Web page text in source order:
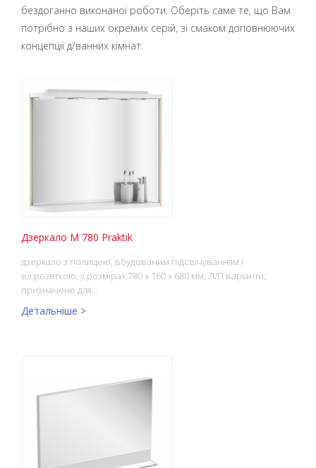
бездоганно виконаної роботи. Оберіть саме те, що Вам
потрібно з наших окремих серій, зі смаком доповнюючих
концепції д/ванних кімнат.
Дзеркало M 780 Praktik
дзеркало з полицею, вбудованим підсвічуванням і
ел.розеткою; у розмірах 780 x 160 x 680 мм; Л/П варіанти;
призначене для…
Детальніше >